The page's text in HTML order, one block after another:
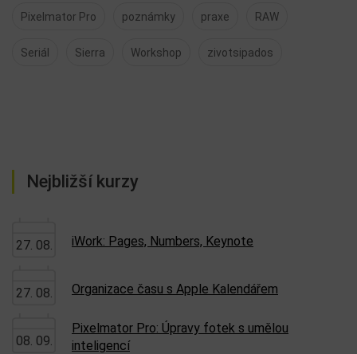
Pixelmator Pro poznámky praxe RAW
Seriál Sierra Workshop zivotsipados
Nejbližší kurzy
27. 08. iWork: Pages, Numbers, Keynote
27. 08. Organizace času s Apple Kalendářem
08. 09.
Pixelmator Pro: Úpravy fotek s umělou
inteligencí